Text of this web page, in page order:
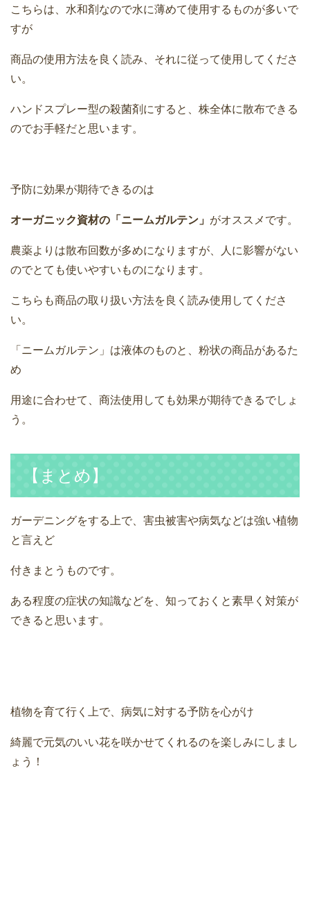
こちらは、水和剤なので水に薄めて使用するものが多いで
すが
商品の使用方法を良く読み、それに従って使用してくださ
い。
ハンドスプレー型の殺菌剤にすると、株全体に散布できる
のでお手軽だと思います。
予防に効果が期待できるのは
オーガニック資材の「ニームガルテン」 がオススメです。
農薬よりは散布回数が多めになりますが、人に影響がない
のでとても使いやすいものになります。
こちらも商品の取り扱い方法を良く読み使用してくださ
い。
「ニームガルテン」は液体のものと、粉状の商品があるた
め
用途に合わせて、商法使用しても効果が期待できるでしょ
う。
【まとめ】
ガーデニングをする上で、害虫被害や病気などは強い植物
と言えど
付きまとうものです。
ある程度の症状の知識などを、知っておくと素早く対策が
できると思います。
植物を育て行く上で、病気に対する予防を心がけ
綺麗で元気のいい花を咲かせてくれるのを楽しみにしまし
ょう！